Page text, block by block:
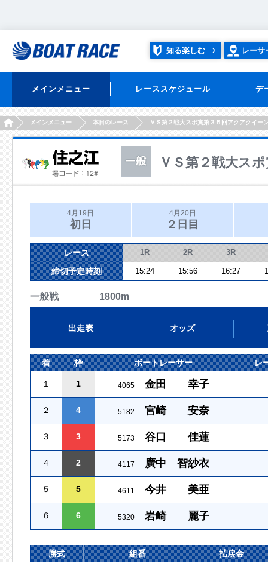
知る楽しむ レーサ
メインメニュー レーススケジュール デ
HOMEメインメニュー 本日のレース ＶＳ第２戦大スポ賞第３５回アクアクイー
ＶＳ第２戦大ス
4月19日
初日
4月20日
２日目
レース 1R 2R 3R
締切予定時刻 15:24 15:56 16:27
一般戦 1800m
出走表 オッズ
着 枠 ボートレーサー レ
１ 1 4065 金田 幸子
２ 4 5182 宮崎 安奈
３ 3 5173 谷口 佳蓮
４ 2 4117 廣中 智紗衣
５ 5 4611 今井 美亜
６ 6 5320 岩崎 麗子
勝式 組番 払戻金